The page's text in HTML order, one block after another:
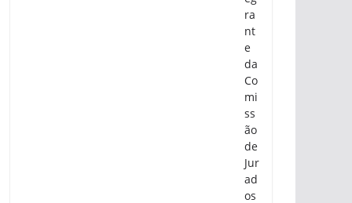
ra
nt
e
da
Co
mi
ss
ão
de
Jur
ad
os